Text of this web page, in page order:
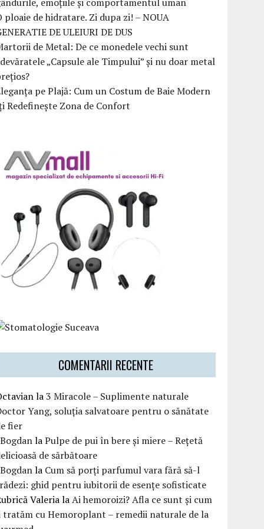
ploaie de hidratare. Zi dupa zi! – NOUA
DE ULEIURI DE DUS
de Metal: De ce monedele vechi sunt
„Capsule ale Timpului” și nu doar metal
pe Plajă: Cum un Costum de Baie Modern
Redefinește Zona de Confort
COMENTARII RECENTE
la3 Miracole – Suplimente naturale
Yang, soluția salvatoare pentru o sănătate
fier
laPulpe de pui în bere și miere – Rețetă
de sărbătoare
la Cum să porți parfumul vara fără să-l
ghid pentru iubitorii de esențe sofisticate
ValerialaAi hemoroizi? Afla ce sunt și cum
tratăm cu Hemoroplant – remedii naturale de la